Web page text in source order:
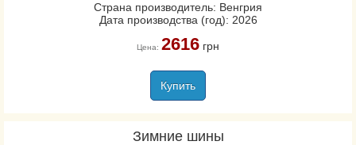
Страна производитель: Венгрия
Дата производства (год): 2026
Цена: 2616грн
Купить
Зимние шины